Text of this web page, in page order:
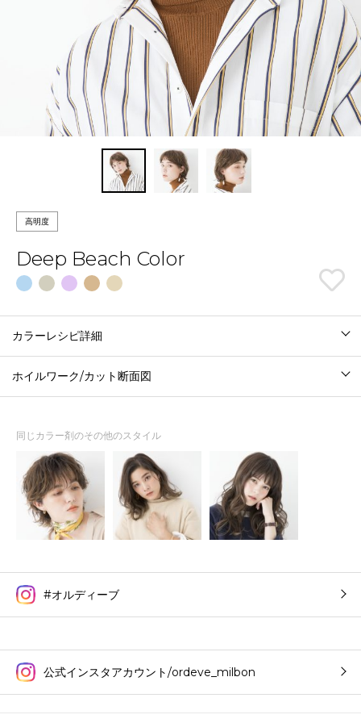
高明度
Deep Beach Color
カラーレシピ詳細
ホイルワーク/カット断面図
同じカラー剤のその他のスタイル
#オルディーブ
公式インスタアカウント/ordeve_milbon